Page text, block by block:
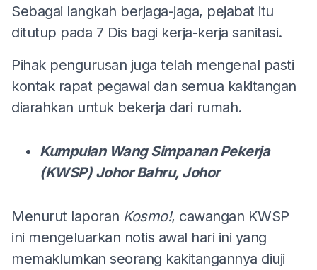
Sebagai langkah berjaga-jaga, pejabat itu
ditutup pada 7 Dis bagi kerja-kerja sanitasi.
Pihak pengurusan juga telah mengenal pasti
kontak rapat pegawai dan semua kakitangan
diarahkan untuk bekerja dari rumah.
Kumpulan Wang Simpanan Pekerja
(KWSP) Johor Bahru, Johor
Menurut laporan Kosmo!, cawangan KWSP
ini mengeluarkan notis awal hari ini yang
memaklumkan seorang kakitangannya diuji